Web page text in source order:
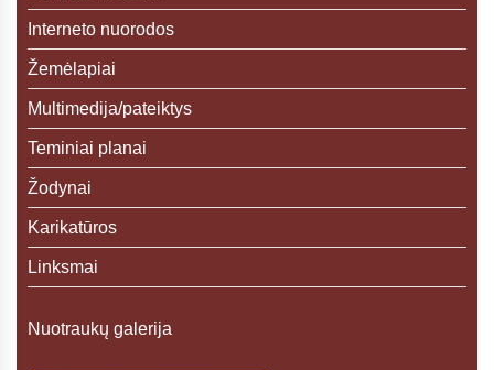
Interneto nuorodos
Žemėlapiai
Multimedija/pateiktys
Teminiai planai
Žodynai
Karikatūros
Linksmai
Nuotraukų galerija